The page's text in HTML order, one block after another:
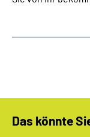
Das könnte